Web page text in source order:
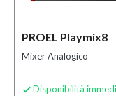
PROEL Playmix8
Mixer Analogico
 Disponibilità